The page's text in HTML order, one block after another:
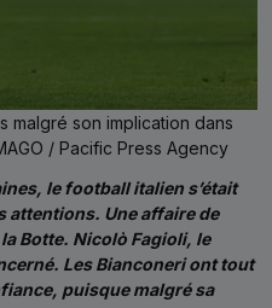
malgré son implication dans
/ Pacific Press Agency
le football italien s’était
attentions. Une affaire de
Botte. Nicolò Fagioli, le
Les Bianconeri ont tout
puisque malgré sa